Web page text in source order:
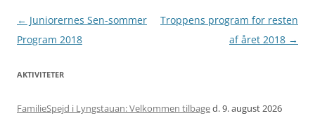
Artikel
navigation
← Juniorernes Sen-sommer
Program 2018
Troppens program for resten
af året 2018 →
AKTIVITETER
FamilieSpejd i Lyngstauan: Velkommen tilbaged. 9. august 2026